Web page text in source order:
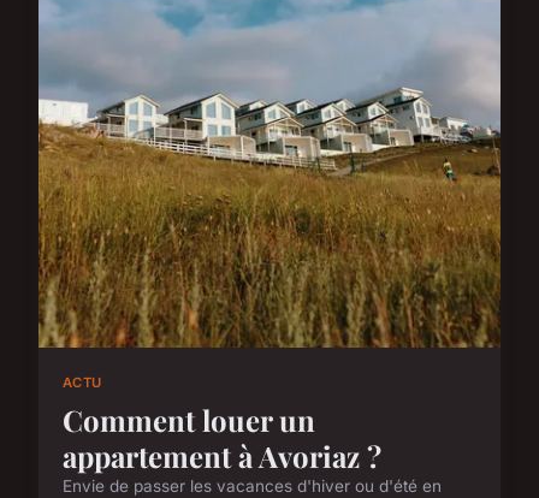
ACTU
Comment louer un
appartement à Avoriaz ?
Envie de passer les vacances d'hiver ou d'été en